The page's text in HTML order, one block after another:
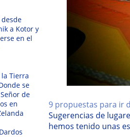
9 propuestas para ir
Sugerencias de
hemos tenido unas
a Kotor y
en el
Tierra
se
de
en